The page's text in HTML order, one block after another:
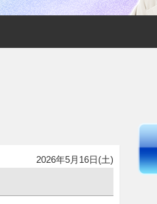
2026年5月16日(土)